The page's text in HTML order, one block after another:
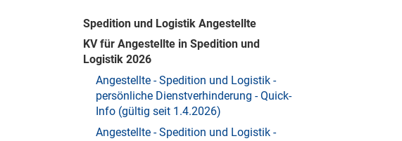
Spedition und Logistik Angestellte
KV für Angestellte in Spedition und
Logistik 2026
Angestellte - Spedition und Logistik -
persönliche Dienstverhinderung - Quick-
Info (gültig seit 1.4.2026)
Angestellte - Spedition und Logistik -